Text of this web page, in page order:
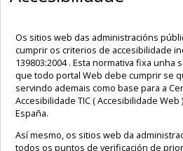
Os sitios web das administracións
cumprir os criterios de accesibilidade
139803:2004 . Esta normativa fixa unha
que todo portal Web debe cumprir se
servindo ademais como base para a
Accesibilidade TIC ( Accesibilidade
España.
Así mesmo, os sitios web da
todos os puntos de verificación de